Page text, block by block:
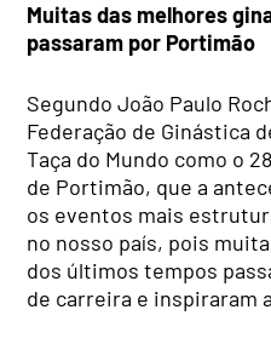
Muitas das melhores
passaram por Portimão
Segundo João Paulo
Federação de Ginástica
Taça do Mundo como o
de Portimão, que a
os eventos mais
no nosso país, pois
dos últimos tempos
de carreira e inspiraram